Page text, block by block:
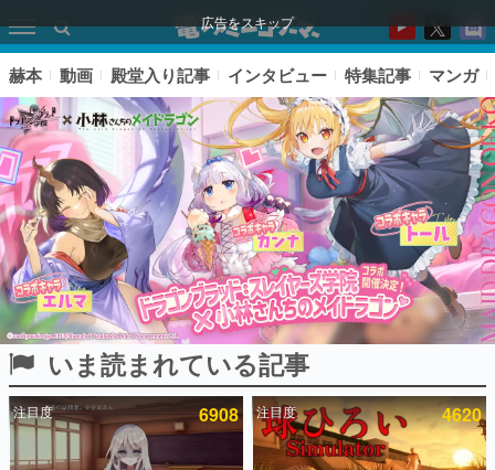
広告をスキップ
ピックアップ
電ファミのいま読まれている記事ランキング
赫本 動画 殿堂入り記事 インタビュー 特集記事 マンガ
いま読まれている記事
注目度 6908 注目度 4620